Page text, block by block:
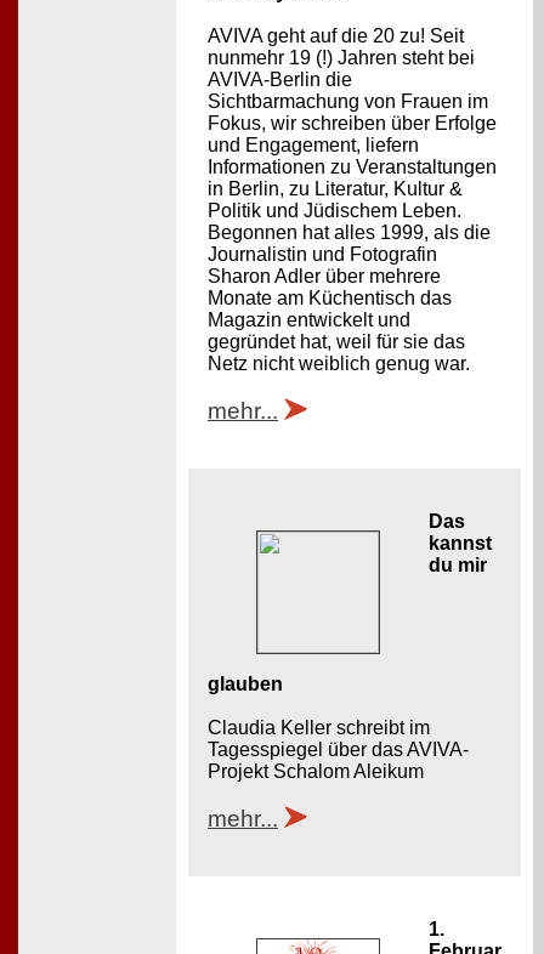
AVIVA geht auf die 20 zu! Seit
nunmehr 19 (!) Jahren steht bei
AVIVA-Berlin die
Sichtbarmachung von Frauen im
Fokus, wir schreiben über Erfolge
und Engagement, liefern
Informationen zu Veranstaltungen
in Berlin, zu Literatur, Kultur &
Politik und Jüdischem Leben.
Begonnen hat alles 1999, als die
Journalistin und Fotografin
Sharon Adler über mehrere
Monate am Küchentisch das
Magazin entwickelt und
gegründet hat, weil für sie das
Netz nicht weiblich genug war.
mehr...
Das
kannst
du mir
glauben
Claudia Keller schreibt im
Tagesspiegel über das AVIVA-
Projekt Schalom Aleikum
mehr...
1.